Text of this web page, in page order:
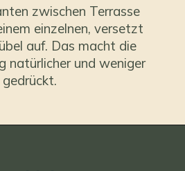
zwischen Terrasse
einzelnen, versetzt
auf. Das macht die
natürlicher und weniger
gedrückt.